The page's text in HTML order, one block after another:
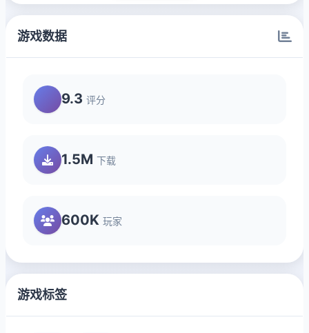
游戏数据
9.3 评分
1.5M 下载
600K 玩家
游戏标签